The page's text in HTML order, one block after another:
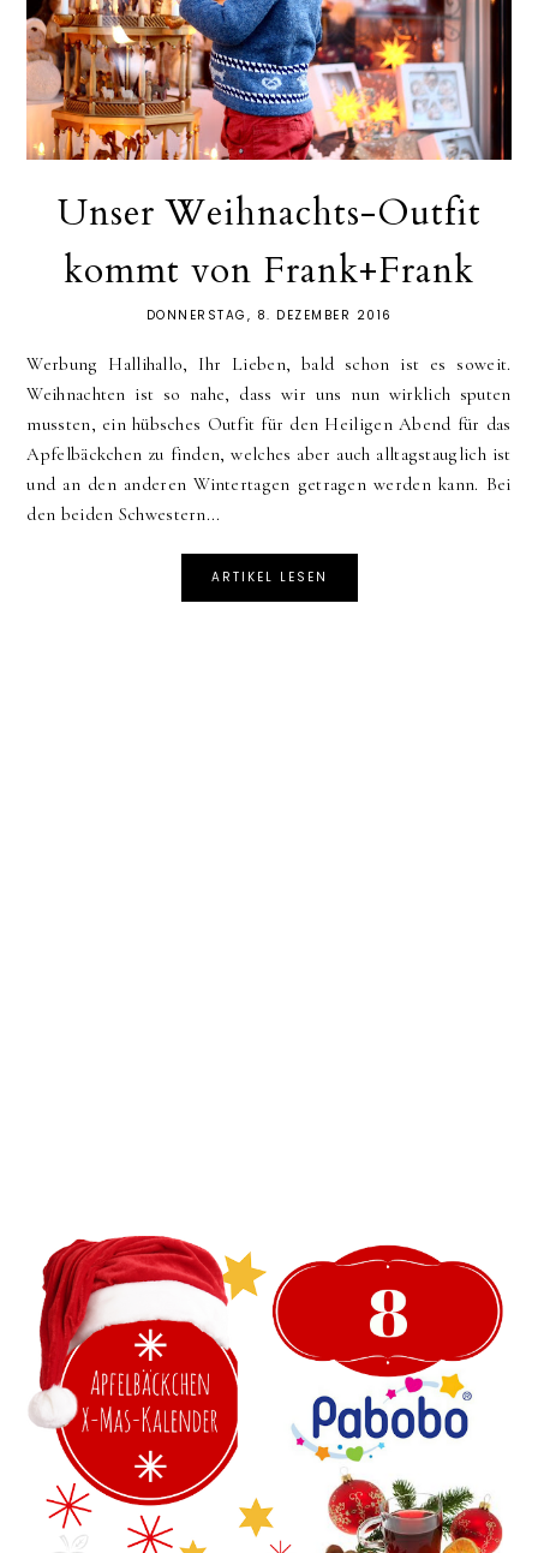
Unser Weihnachts-Outfit
kommt von Frank+Frank
DONNERSTAG, 8. DEZEMBER 2016
Werbung Hallihallo, Ihr Lieben, bald schon ist es soweit.
Weihnachten ist so nahe, dass wir uns nun wirklich sputen
mussten, ein hübsches Outfit für den Heiligen Abend für das
Apfelbäckchen zu finden, welches aber auch alltagstauglich ist
und an den anderen Wintertagen getragen werden kann. Bei
den beiden Schwestern...
ARTIKEL LESEN